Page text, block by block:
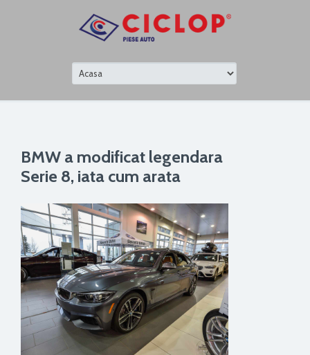
BMW a modificat legendara
Serie 8, iata cum arata